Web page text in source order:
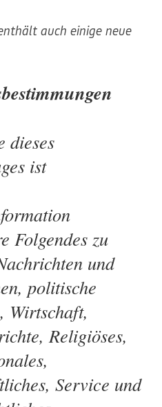
auch einige neue
dieses
ist
Folgendes zu
und
politische
Wirtschaft,
Religiöses,
Service und